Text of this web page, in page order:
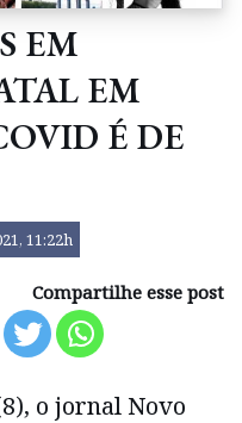
EM
EM
É DE
11:22h
Compartilhe esse post
o jornal Novo